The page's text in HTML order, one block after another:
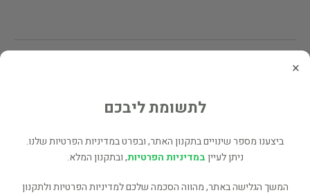
50 ₪
רכישה ישירה
×
לתשומת ליבכם
ביצענו מספר שינויים בתקנון האתר, ובפרט במדיניות הפרטיות שלנו.
ניתן לעייןבמדיניות הפרטיות, ובתקנון המלא.
המשך הגלישה באתר, מהווה הסכמה שלכם למדיניות הפרטיות ולתקנון